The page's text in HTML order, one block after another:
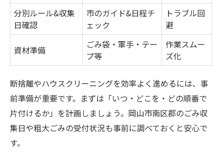
分別ルール&収集
日確認
市のガイド&日程チ
ェック
トラブル回
避
資材準備
ごみ袋・軍手・テー
プ等
作業スムー
ズ化
断捨離やハウスクリーニングを効率よく進めるには、事
前準備が重要です。まずは「いつ・どこを・どの順番で
片付けるか」を計画しましょう。岡山市南区郡のごみ収
集日や粗大ごみの受付状況も事前に調べておくと安心で
す。